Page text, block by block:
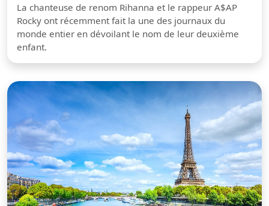
La chanteuse de renom Rihanna et le rappeur A$AP
Rocky ont récemment fait la une des journaux du
monde entier en dévoilant le nom de leur deuxième
enfant.